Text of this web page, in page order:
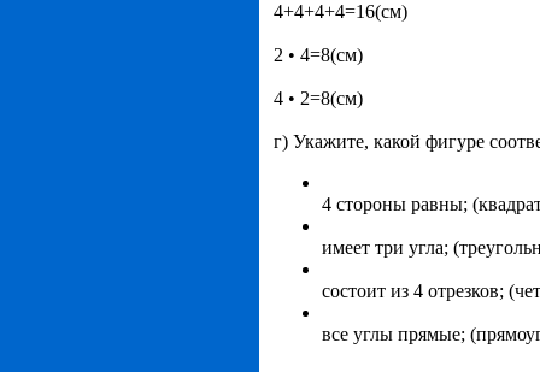
4+4+4+4=16(см)
2 • 4=8(см)
4 • 2=8(см)
г) Укажите, какой фигуре
4 стороны равны;
имеет три угла;
состоит из 4 отрезков;
все углы прямые;